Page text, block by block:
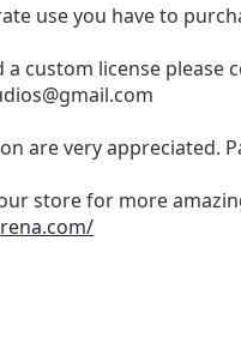
use you have to
a custom license please
are very appreciated.
store for more